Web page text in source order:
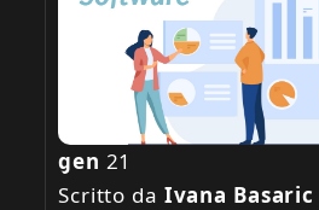
gen 21
Scritto da Ivana Basaric